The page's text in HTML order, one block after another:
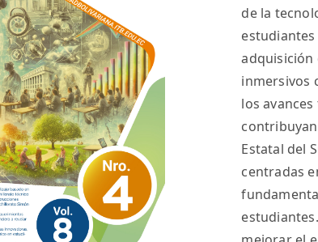
de la
estudiantes
adquisición
inmersivos
los
Estatal del
centradas